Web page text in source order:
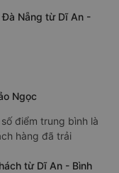
Đà Nẵng từ Dĩ An -
Ngọc
điểm trung bình là
hàng đã trải
từ Dĩ An - Bình